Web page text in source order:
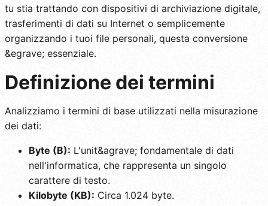
tu stia trattando con dispositivi di archiviazione digitale,
trasferimenti di dati su Internet o semplicemente
organizzando i tuoi file personali, questa conversione
&egrave; essenziale.
Definizione dei termini
Analizziamo i termini di base utilizzati nella misurazione
dei dati:
Byte (B): L'unit&agrave; fondamentale di dati
nell'informatica, che rappresenta un singolo
carattere di testo.
Kilobyte (KB): Circa 1.024 byte.